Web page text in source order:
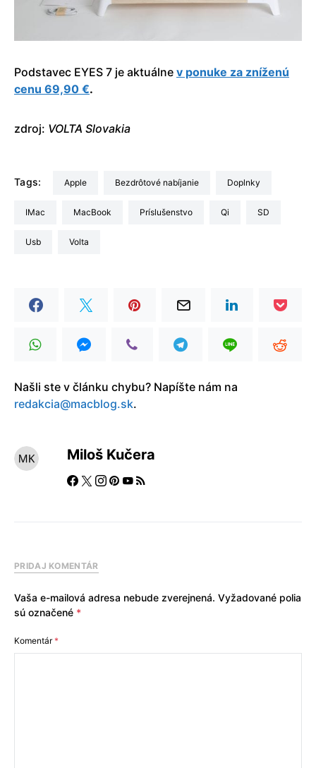
Podstavec EYES 7 je aktuálne v ponuke za zníženú
cenu 69,90 €.
zdroj: VOLTA Slovakia
Tags: Apple bezdrôtové nabíjanie doplnky
iMac MacBook príslušenstvo Qi SD
usb volta
Našli ste v článku chybu? Napíšte nám na
redakcia@macblog.sk.
Miloš Kučera
PRIDAJ KOMENTÁR
Vaša e-mailová adresa nebude zverejnená. Vyžadované polia
sú označené *
Komentár*